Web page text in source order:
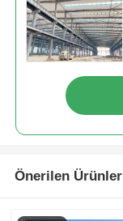
Önerilen Ürünler